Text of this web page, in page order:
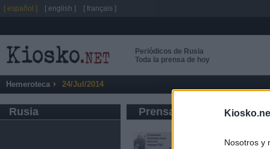
Nosotros y
Periódicos de Rusia
Toda la prensa de hoy
Hemeroteca 24/Jul/2014
Rusia Prensa de Información
[ español ] [ english ] [ français ]